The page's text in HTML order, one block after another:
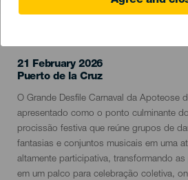
21 February 2026
Localidad
Puerto de la Cruz
Descripción
del
evento
O Grande Desfile Carnaval da Apoteose
apresentado como o ponto culminante
procissão festiva que reúne grupos de
fantasias e conjuntos musicais em uma
altamente participativa, transformando
em um palco para celebração coletiva,